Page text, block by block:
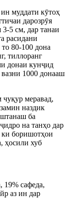
муддати кӯтоҳ
дарозрӯя
5 см, дар танаи
расидани
80-100 дона
тиллоранг
донаи кунҷид
1000 донааш
меравад,
наздик
ба
на танҳо дар
ки боришотҳои
ҳосили хуб
19% сафеда,
аз ин дар